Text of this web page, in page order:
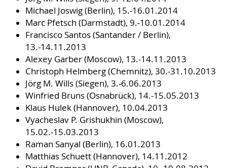
Michael Joswig (Berlin), 15.-16.01.2014
Marc Pfetsch (Darmstadt), 9.-10.01.2014
Francisco Santos (Santander / Berlin),
13.-14.11.2013
Alexey Garber (Moscow), 13.-14.11.2013
Christoph Helmberg (Chemnitz), 30.-31.10.2013
Jörg M. Wills (Siegen), 3.-6.06.2013
Winfried Bruns (Osnabrück), 14.-15.05.2013
Klaus Hulek (Hannover), 10.04.2013
Vyacheslav P. Grishukhin (Moscow),
15.02.-15.03.2013
Raman Sanyal (Berlin), 16.01.2013
Matthias Schuett (Hannover), 14.11.2012